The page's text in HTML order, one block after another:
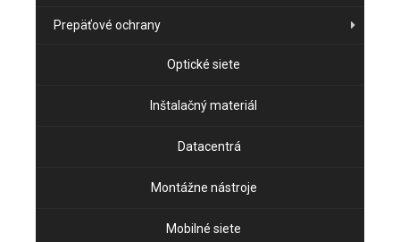
Prepäťové ochrany
Optické siete
Inštalačný materiál
Datacentrá
Montážne nástroje
Mobilné siete